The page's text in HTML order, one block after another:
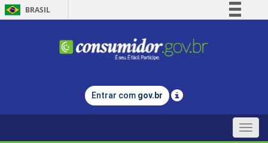
BRASIL
Comunica BR
Legislação
Entrar com gov.br
Toggle